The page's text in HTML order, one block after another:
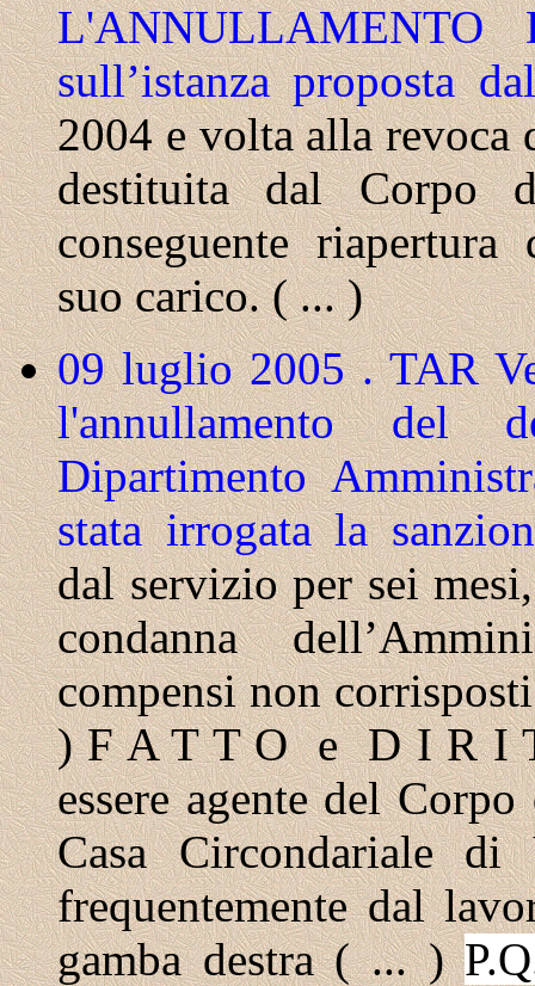
sull’istanza proposta
2004 e volta alla revoca
destituita dal Corpo
conseguente
suo carico. ( ... )
09 luglio 2005 . TAR
l'annullamento del
Dipartimento
stata irrogata la
dal servizio per sei
condanna
compensi non
) F A T T O e D I R I
essere agente del
Casa Circondariale di
frequentemente dal
gamba destra ( ... )